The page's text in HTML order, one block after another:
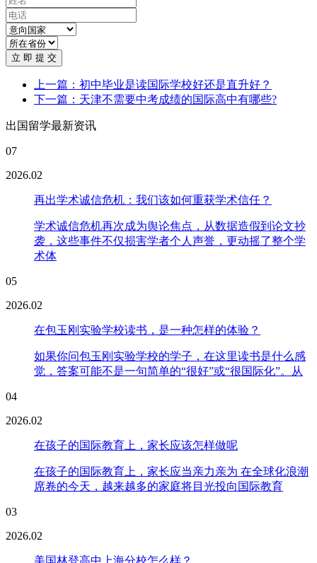
立 即 提 交
上一篇：初中毕业是读国际学校好还是直升好？
下一篇：天津不需要中考成绩的国际高中有哪些?
出国留学最新资讯
07
2026.02
再出学术诚信危机：我们该如何重获学术信任？
学术诚信危机再次成为舆论焦点，从数据造假到论文抄
袭，这些事件不仅损害学者个人声誉，更动摇了整个学
术体
05
2026.02
在包玉刚实验学校读书，是一种怎样的体验？
如果你问包玉刚实验学校的学子，在这里读书是什么感
觉，答案可能不是一句简单的“很好”或“很国际化”。从
04
2026.02
在孩子的国际教育上，家长应该怎样做呢
在孩子的国际教育上，家长应当亲力亲为 在全球化浪潮
席卷的今天，越来越多的家庭将目光投向国际教育
03
2026.02